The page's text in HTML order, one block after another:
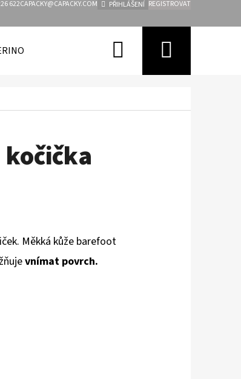
622CAPACKY@CAPACKY.COM PŘIHLÁŠENÍ REGISTROVAT
Hledat
Měkká kůže barefoot
vnímat povrch.